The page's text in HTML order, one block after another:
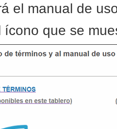
el manual de
ícono que se